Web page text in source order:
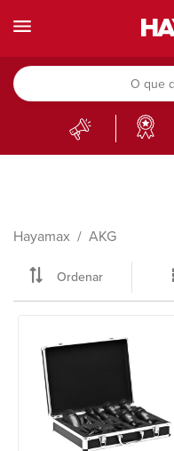
Hayamax AKG
Ordenar